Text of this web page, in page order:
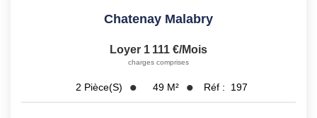
Chatenay Malabry
Loyer 1 111 €/mois
charges comprises
2 Pièce(s) 49 M² Réf : 197